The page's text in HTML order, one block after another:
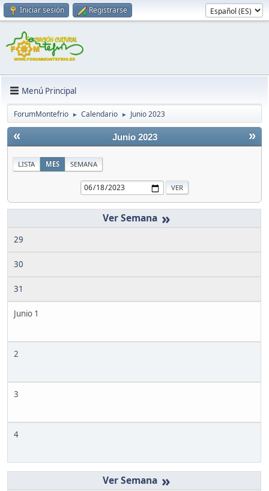
Iniciar sesión Registrarse
Menú Principal
ForumMontefrio ► Calendario ► Junio 2023
« »
Junio 2023
LISTA MES SEMANA
»
29
30
31
Junio 1
2
3
4
»